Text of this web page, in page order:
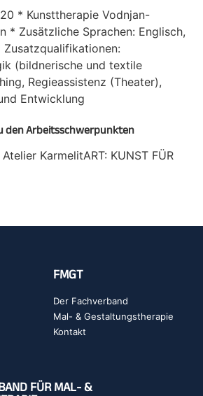
* Kunsttherapie Vodnjan-
* Zusätzliche Sprachen: Englisch,
Zusatzqualifikationen:
(bildnerische und textile
Regieassistenz (Theater),
Entwicklung
den Arbeitsschwerpunkten
KarmelitART: KUNST FÜR
FMGT
Der Fachverband
Mal- & Gestaltungstherapie
Kontakt
FÜR MAL- &